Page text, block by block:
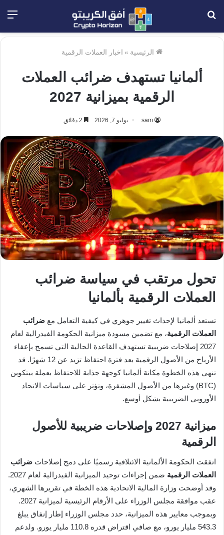
الرئيسية » اخبار العملات الرقمية
ألمانيا تستهدف ضرائب العملات
الرقمية بميزانية 2027
sam يوليو 7, 2026
تحول مرتقب في سياسة ضرائب
العملات الرقمية بألمانيا
تستعد ألمانيا لإحداث تغيير جوهري في كيفية التعامل مع ضرائب
العملات الرقمية، مع تضمين مسودة ميزانية الحكومة الفيدرالية لعام
2027 إصلاحات ضريبية تستهدف القاعدة الحالية التي تسمح بإعفاء
الأرباح من الأصول الرقمية بعد فترة احتفاظ تزيد عن 12 شهرًا. قد
تنهي هذه الخطوة مكانة ألمانيا كوجهة جذابة للاحتفاظ بعملة بيتكوين
(BTC) وغيرها من الأصول المشفرة، وتؤثر على سياسات الاتحاد
الأوروبي الضريبية بشكل أوسع.
ميزانية 2027 وإصلاحات ضريبية للأصول
الرقمية
اتفقت الحكومة الألمانية الائتلافية رسميًا على دمج إصلاحات ضرائب
العملات الرقمية
ضمن إجراءات توحيد الميزانية الفيدرالية لعام 2027.
وقد أوضحت وزارة المالية الاتحادية هذه الخطة في تقريرها الشهري،
عقب موافقة مجلس الوزراء على الأرقام الرئيسية لميزانية 2027.
وبموجب معايير هذه الميزانية، حدد مجلس الوزراء إطار إنفاق يبلغ
543.3 مليار يورو، مع صافي اقتراض قدره 110.8 مليار يورو. ولدعم